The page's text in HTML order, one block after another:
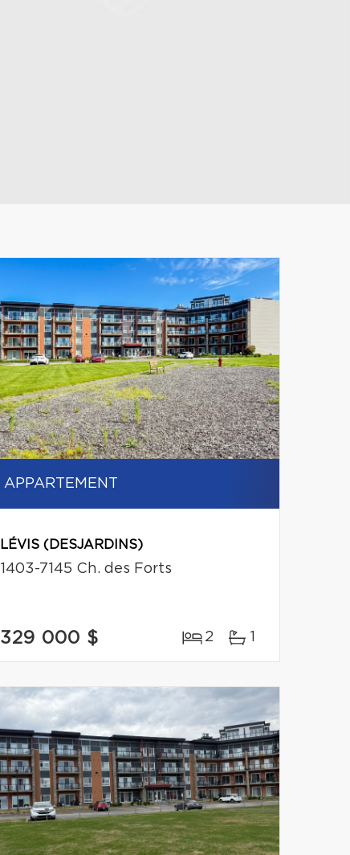
Leaflet|© MapTiler© OpenStreetMap contributors
APPARTEMENT
LÉVIS (DESJARDINS)
1403-7145 Ch. des Forts
329 000 $ 2 1